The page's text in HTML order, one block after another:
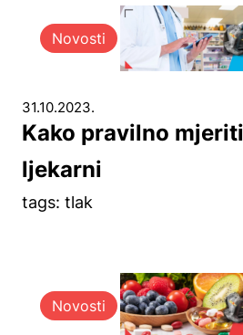
Novosti
31.10.2023.
Kako pravilno
ljekarni
tags: tlak
Novosti